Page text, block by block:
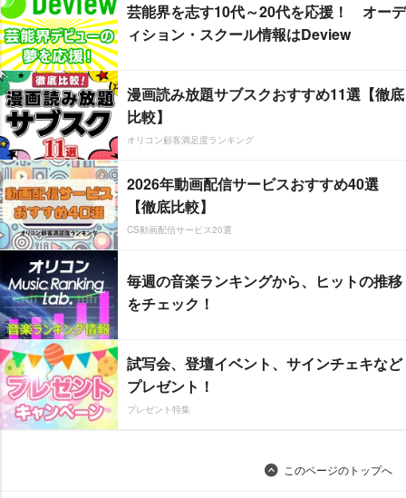
芸能界を志す10代～20代を応援！ オーデ
ィション・スクール情報はDeview
漫画読み放題サブスクおすすめ11選【徹底
比較】
オリコン顧客満足度ランキング
2026年動画配信サービスおすすめ40選
【徹底比較】
CS動画配信サービス20選
毎週の音楽ランキングから、ヒットの推移
をチェック！
試写会、登壇イベント、サインチェキなど
プレゼント！
プレゼント特集
このページのトップへ